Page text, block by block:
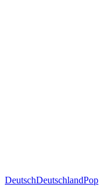
DeutschDeutschlandPop